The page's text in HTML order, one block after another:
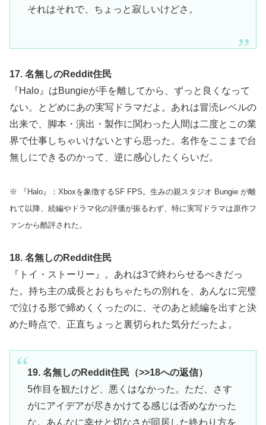
それはそれで、ちょっと寂しいけどさ。
17. 名無しのReddit住民
『Halo』はBungieが手を離してから、ずっと良くなって
ない。とどめにあの実写ドラマだよ。あれは冒涜レベルの
出来で、脚本・演出・製作に関わった人間は二度とこの業
界で仕事しちゃいけないとすら思った。名作をここまで台
無しにできるのかって、逆に感心したくらいだ。
※ 『Halo』：Xboxを象徴するSF FPS。生みの親スタジオ Bungie が離
れて以降、続編やドラマ化の評価が振るわず、特に実写ドラマは原作フ
ァンから酷評された。
18. 名無しのReddit住民
『トイ・ストーリー』。あれは3で終わらせるべきだっ
た。持ち主の成長とおもちゃたちの別れを、あんなに完璧
で泣ける形で締めくくったのに、そのあと続編を出すと決
めた時点で、正直ちょっと裏切られた気分だったよ。
19. 名無しのReddit住民（>>18への返信）
5作目を観たけど、悪くはなかった。ただ、さす
がにアイデアが尽きかけてる感じは否めなかった
な。あんなに幸せと切なさが同居した終わり方を